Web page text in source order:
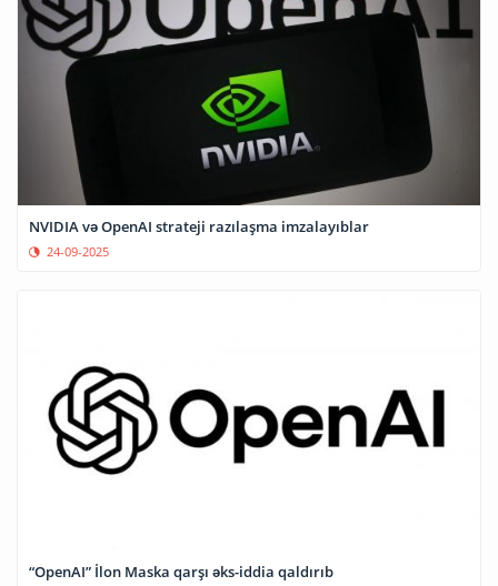
NVIDIA və OpenAI strateji razılaşma imzalayıblar
24-09-2025
“OpenAI” İlon Maska qarşı əks-iddia qaldırıb